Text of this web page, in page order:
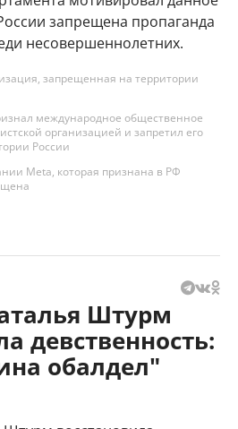
запрещена пропаганда
несовершеннолетних.
запрещенная на территории
международное общественное
организацией и запретил его
России
Meta, которая признана в РФ
Штурм
девственность:
обалдел"